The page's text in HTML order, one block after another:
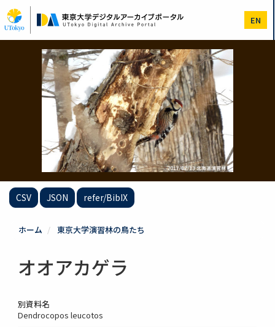
イ
ン
コ
EN
CSV JSON refer/BibIX
ホーム 東京大学演習林の鳥たち
オオアカゲラ
別資料名
Dendrocopos leucotos